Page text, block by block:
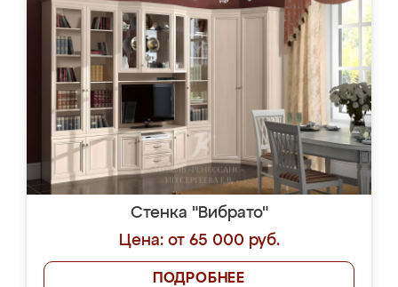
Стенка "Вибрато"
Цена: от 65 000 руб.
ПОДРОБНЕЕ